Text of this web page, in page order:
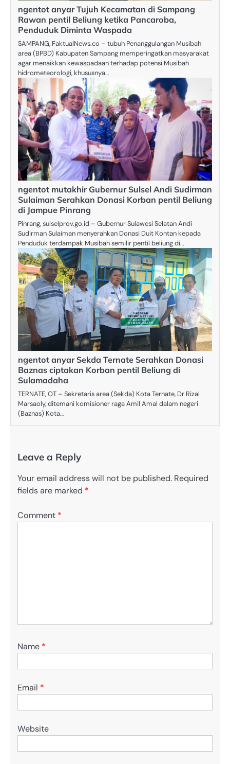
ngentot anyar Tujuh Kecamatan di Sampang
Rawan pentil Beliung ketika Pancaroba,
Penduduk Diminta Waspada
SAMPANG, FaktualNews.co – tubuh Penanggulangan Musibah
area (BPBD) Kabupaten Sampang memperingatkan masyarakat
agar menaikkan kewaspadaan terhadap potensi Musibah
hidrometeorologi, khususnya…
ngentot mutakhir Gubernur Sulsel Andi Sudirman
Sulaiman Serahkan Donasi Korban pentil Beliung
di Jampue Pinrang
Pinrang, sulselprov.go.id – Gubernur Sulawesi Selatan Andi
Sudirman Sulaiman menyerahkan Donasi Duit Kontan kepada
Penduduk terdampak Musibah semilir pentil beliung di…
ngentot anyar Sekda Ternate Serahkan Donasi
Baznas ciptakan Korban pentil Beliung di
Sulamadaha
TERNATE, OT – Sekretaris area (Sekda) Kota Ternate, Dr Rizal
Marsaoly, ditemani komisioner raga Amil Amal dalam negeri
(Baznas) Kota…
Leave a Reply
Your email address will not be published. Required
fields are marked *
Comment *
Name *
Email *
Website